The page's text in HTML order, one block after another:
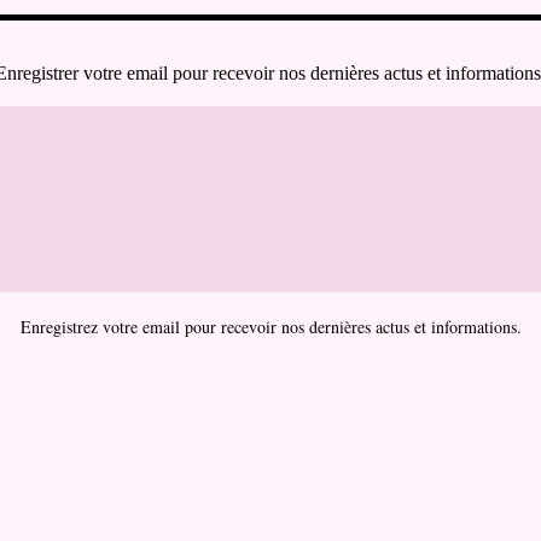
votre email pour recevoir nos dernières actus et
Enregistrez votre email pour recevoir nos dernières actus et informations.